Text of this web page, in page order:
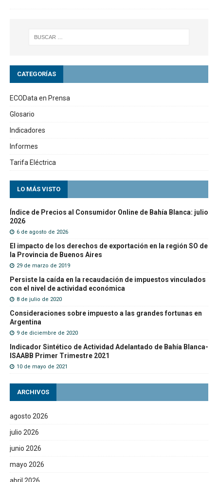
CATEGORÍAS
ECOData en Prensa
Glosario
Indicadores
Informes
Tarifa Eléctrica
LO MÁS VISTO
Índice de Precios al Consumidor Online de Bahía Blanca: julio
2026
6 de agosto de 2026
El impacto de los derechos de exportación en la región SO de
la Provincia de Buenos Aires
29 de marzo de 2019
Persiste la caída en la recaudación de impuestos vinculados
con el nivel de actividad económica
8 de julio de 2020
Consideraciones sobre impuesto a las grandes fortunas en
Argentina
9 de diciembre de 2020
Indicador Sintético de Actividad Adelantado de Bahía Blanca-
ISAABB Primer Trimestre 2021
10 de mayo de 2021
ARCHIVOS
agosto 2026
julio 2026
junio 2026
mayo 2026
abril 2026